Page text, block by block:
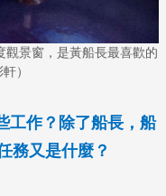
觀景窗，是黃船長最喜歡的
）
工作？除了船長，船
務又是什麼？